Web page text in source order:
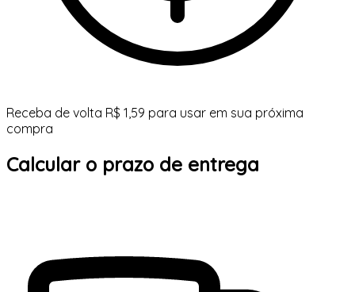
Receba de volta R$ 1,59 para usar em sua próxima
compra
Calcular o prazo de entrega